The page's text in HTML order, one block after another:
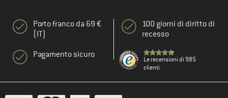
Porto franco da 69 €
(IT)
Pagamento sicuro
100 giorni di diritto di
recesso
Le recensioni di 985
clienti